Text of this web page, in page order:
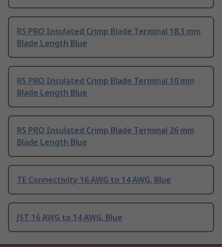
RS PRO Insulated Crimp Blade Terminal 18.1 mm
Blade Length Blue
RS PRO Insulated Crimp Blade Terminal 10 mm
Blade Length Blue
RS PRO Insulated Crimp Blade Terminal 26 mm
Blade Length Blue
TE Connectivity 16 AWG to 14 AWG, Blue
JST 16 AWG to 14 AWG, Blue